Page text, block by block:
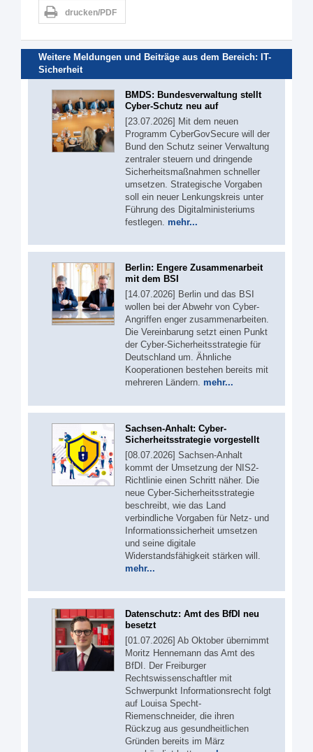
drucken/PDF
Weitere Meldungen und Beiträge aus dem Bereich: IT-
Sicherheit
BMDS: Bundesverwaltung stellt
Cyber-Schutz neu auf
[23.07.2026] Mit dem neuen
Programm CyberGovSecure will der
Bund den Schutz seiner Verwaltung
zentraler steuern und dringende
Sicherheitsmaßnahmen schneller
umsetzen. Strategische Vorgaben
soll ein neuer Lenkungskreis unter
Führung des Digitalministeriums
festlegen. mehr...
Berlin: Engere Zusammenarbeit
mit dem BSI
[14.07.2026] Berlin und das BSI
wollen bei der Abwehr von Cyber-
Angriffen enger zusammenarbeiten.
Die Vereinbarung setzt einen Punkt
der Cyber-Sicherheitsstrategie für
Deutschland um. Ähnliche
Kooperationen bestehen bereits mit
mehreren Ländern. mehr...
Sachsen-Anhalt: Cyber-
Sicherheitsstrategie vorgestellt
[08.07.2026] Sachsen-Anhalt
kommt der Umsetzung der NIS2-
Richtlinie einen Schritt näher. Die
neue Cyber-Sicherheitsstrategie
beschreibt, wie das Land
verbindliche Vorgaben für Netz- und
Informationssicherheit umsetzen
und seine digitale
Widerstandsfähigkeit stärken will.
mehr...
Datenschutz: Amt des BfDI neu
besetzt
[01.07.2026] Ab Oktober übernimmt
Moritz Hennemann das Amt des
BfDI. Der Freiburger
Rechtswissenschaftler mit
Schwerpunkt Informationsrecht folgt
auf Louisa Specht-
Riemenschneider, die ihren
Rückzug aus gesundheitlichen
Gründen bereits im März